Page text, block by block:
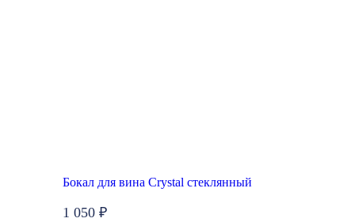
Бокал для вина Crystal стеклянный
1 050 ₽